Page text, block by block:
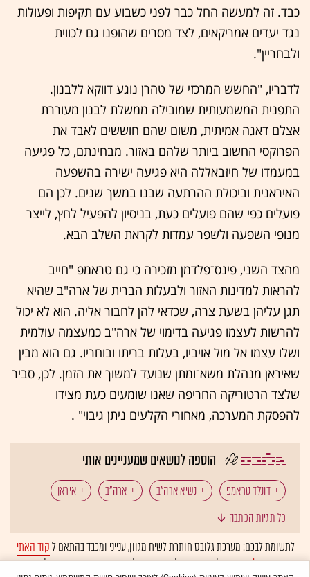
כבד. זה למעשה החל כבר לפני כשבוע עם תקיפות ופעולות
נגד יעדים אמריקאים, לצד מסרים שהופנו גם לכווית
ולבחריין".
לדבריו, "החשש המרכזי של טהרן נוגע דווקא ללבנון.
התפנית המשמעותית שמובילה ממשלת לבנון מעוררת
אצלם דאגה אמיתית, משום שהם חוששים לאבד את
הפרוקסי החשוב ביותר שלהם באזור. מבחינתם, כל פגיעה
במעמדו של חיזבאללה היא פגיעה ישירה בהשפעה
האיראנית וביכולת ההרתעה שבנו במשך שנים. לכן הם
פועלים כפי שהם פועלים כעת, בניסיון להפעיל לחץ, לייצר
מנופי השפעה ולשפר עמדות לקראת השלב הבא.
מהצד השני, פינס־פלדמן מזכירה כי גם טראמפ "חייב
להראות למדינות האזור ולבעלות הברית של ארה"ב שהיא
תגן עליהן בשעת צרה, שכדאי להן לחבור אליה. הוא לא יכול
להרשות לעצמו פגיעה בדימוי של ארה"ב כמעצמה עולמית
ושלו עצמו אל מול אויביו, בעלות בריתו ובוחריו. גם הוא מבין
שאיראן מנהלת משא־ומתן שנועד למשוך את הזמן. לכן, סביר
שלצד הרטוריקה החריפה שאנו שומעים כעת מצידו
להפסקת המערכה, מאחורי הקלעים ניתן גיבוי" .
הוספה לנושאים שמעניינים אותי
דונלד טראמפ נשיא ארה"ב ארה"ב איראן
כל תגיות הכתבה
לתשומת לבכם: מערכת גלובס חותרת לשיח מגוון, ענייני ומכבד בהתאם לקוד האתי
המופיעבדו"ח האמוןלפיו אנו פועלים. ביטויי אלימות, גזענות, הסתה או כל שיח